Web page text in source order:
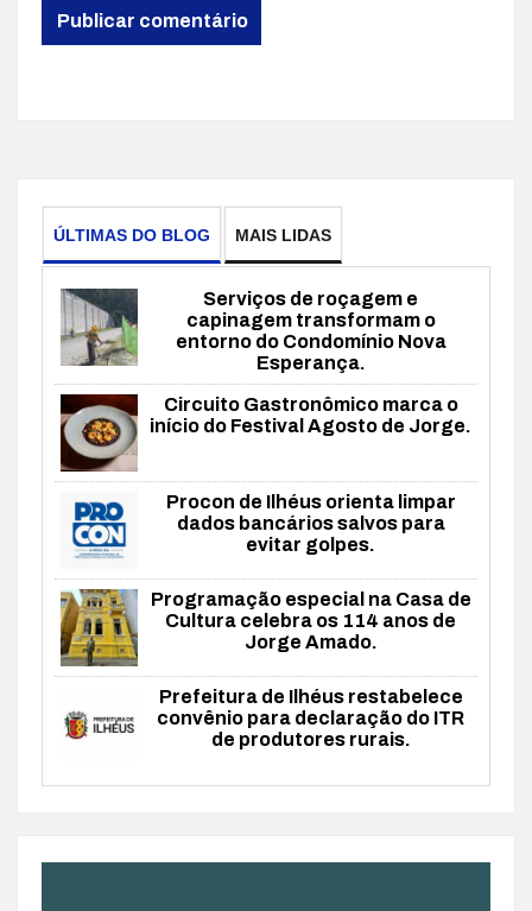
ÚLTIMAS DO BLOG MAIS LIDAS
Serviços de roçagem e
capinagem transformam o
entorno do Condomínio Nova
Esperança.
Circuito Gastronômico marca o
início do Festival Agosto de Jorge.
Procon de Ilhéus orienta limpar
dados bancários salvos para
evitar golpes.
Programação especial na Casa de
Cultura celebra os 114 anos de
Jorge Amado.
Prefeitura de Ilhéus restabelece
convênio para declaração do ITR
de produtores rurais.